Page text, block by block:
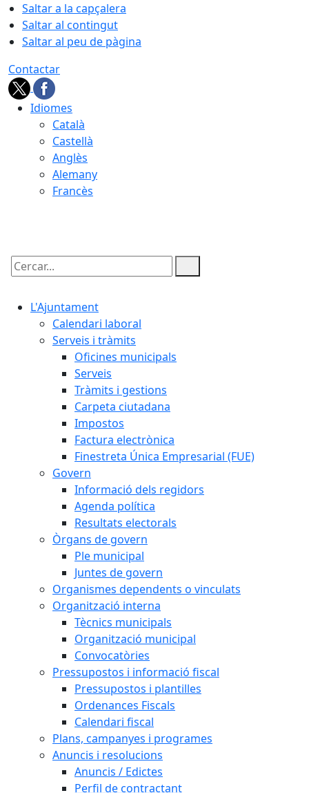
Saltar a la capçalera
Saltar al contingut
Saltar al peu de pàgina
Contactar
Idiomes
Català
Castellà
Anglès
Alemany
Francès
Cercar:
L'Ajuntament
Calendari laboral
Serveis i tràmits
Oficines municipals
Serveis
Tràmits i gestions
Carpeta ciutadana
Impostos
Factura electrònica
Finestreta Única Empresarial (FUE)
Govern
Informació dels regidors
Agenda política
Resultats electorals
Òrgans de govern
Ple municipal
Juntes de govern
Organismes dependents o vinculats
Organització interna
Tècnics municipals
Organització municipal
Convocatòries
Pressupostos i informació fiscal
Pressupostos i plantilles
Ordenances Fiscals
Calendari fiscal
Plans, campanyes i programes
Anuncis i resolucions
Anuncis / Edictes
Perfil de contractant